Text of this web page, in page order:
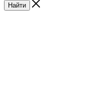
Найти